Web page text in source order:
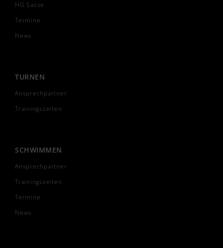
HG Sasse
Termine
News
TURNEN
Ansprechpartner
Trainingszeiten
SCHWIMMEN
Ansprechpartner
Trainingszeiten
Termine
News